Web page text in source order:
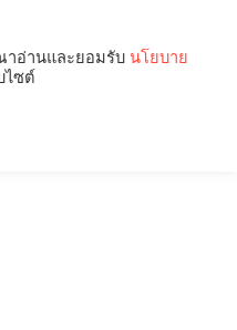
าอ่านและยอมรับ นโยบาย
ไซต์